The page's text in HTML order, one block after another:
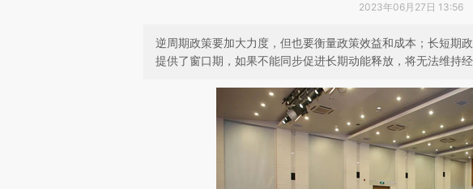
2023年06月27日 13:56
逆周期政策要加大力度，但也要衡量政策效益和成本；长短期
提供了窗口期，如果不能同步促进长期动能释放，将无法维持